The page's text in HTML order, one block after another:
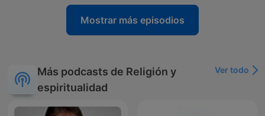
Mostrar más episodios
Más podcasts de Religión y
espiritualidad
Ver todo